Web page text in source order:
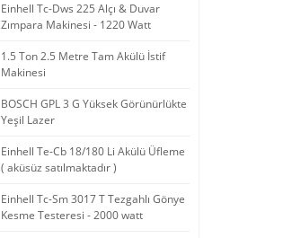
Einhell Tc-Dws 225 Alçı & Duvar
Zımpara Makinesi - 1220 Watt
1.5 Ton 2.5 Metre Tam Akülü İstif
Makinesi
BOSCH GPL 3 G Yüksek Görünürlükte
Yeşil Lazer
Einhell Te-Cb 18/180 Li Akülü Üfleme
( aküsüz satılmaktadır )
Einhell Tc-Sm 3017 T Tezgahlı Gönye
Kesme Testeresi - 2000 watt